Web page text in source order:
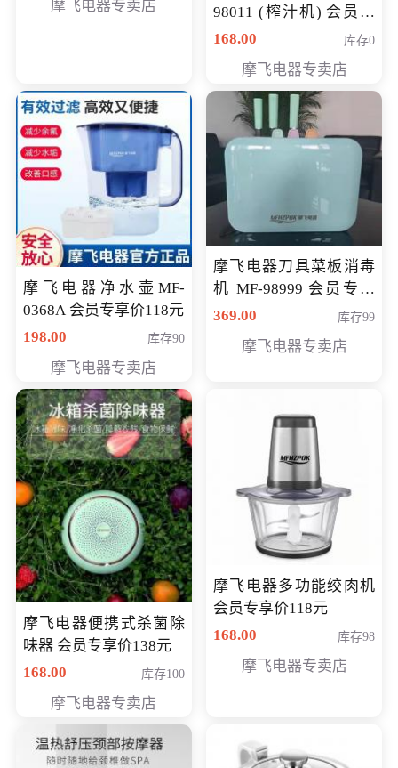
摩飞电器专卖店
98011 (榨汁机) 会员专
享价138元
168.00 库存0
摩飞电器专卖店
摩飞电器净水壶MF-
0368A 会员专享价118元
198.00
库存90
摩飞电器专卖店
摩飞电器刀具菜板消毒
机 MF-98999 会员专享
价286元
369.00 库存99
摩飞电器专卖店
摩飞电器便携式杀菌除
味器 会员专享价138元
168.00
库存100
摩飞电器专卖店
摩飞电器多功能绞肉机
会员专享价118元
168.00
库存98
摩飞电器专卖店